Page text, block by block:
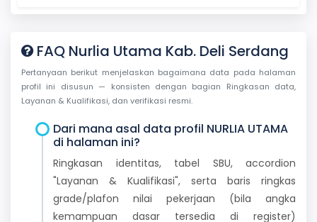
FAQ Nurlia Utama Kab. Deli Serdang
Pertanyaan berikut menjelaskan bagaimana data pada halaman
profil ini disusun — konsisten dengan bagian Ringkasan data,
Layanan & Kualifikasi, dan verifikasi resmi.
Dari mana asal data profil NURLIA UTAMA
di halaman ini?
Ringkasan identitas, tabel SBU, accordion
"Layanan & Kualifikasi", serta baris ringkas
grade/plafon nilai pekerjaan (bila angka
kemampuan dasar tersedia di register)